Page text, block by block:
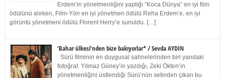
Erdem’in yönetmenliğini yaptığı “Koca Dünya” en iyi film
ödülünü alırken, Film-Yön en iyi yönetmen ödülü Reha Erdem’e, en iyi
görüntü yönetmeni ödülü Florent Herry’e sunuldu. […]
‘Bahar ülkesi’nden bize bakıyorlar* / Sevda AYDIN
Sürü filminin en duygusal sahnelerinden biri yandaki
fotoğraf. Yılmaz Güney’in yazdığı, Zeki Ökten’in
yönetmenliğini üstlendiği Sürü’nün setinden çıkan bu